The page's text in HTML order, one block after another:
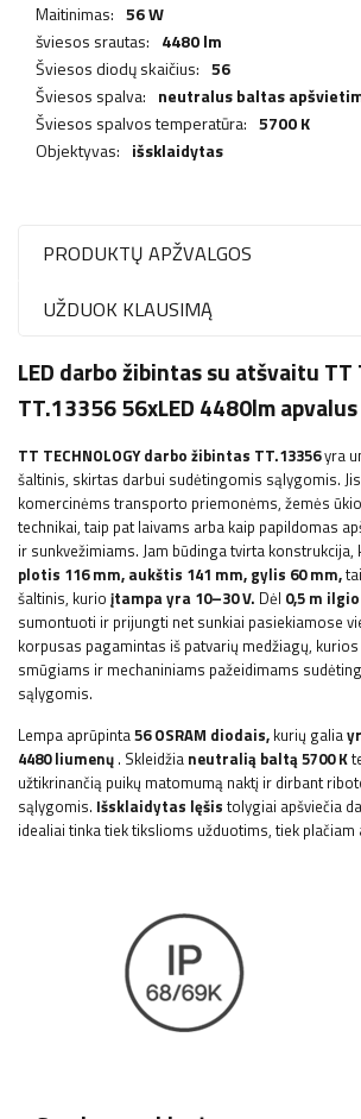
Maitinimas: 56 W
šviesos srautas: 4480 lm
Šviesos diodų skaičius: 56
Šviesos spalva: neutralus baltas
Šviesos spalvos temperatūra: 5700 K
Objektyvas: išsklaidytas
PRODUKTŲ APŽVALGOS
UŽDUOK KLAUSIMĄ
LED darbo žibintas su atšvaitu TT
TT.13356 56xLED 4480lm apvalus
TT TECHNOLOGY darbo žibintas TT.13356yra
šaltinis, skirtas darbui sudėtingomis sąlygomis.
komercinėms transporto priemonėms, žemės
technikai, taip pat laivams arba kaip papildomas
ir sunkvežimiams. Jam būdinga tvirta
plotis 116 mm, aukštis 141 mm, gylis 60 mm,
šaltinis, kurio įtampa yra 10–30 V. Dėl 0,5 m
sumontuoti ir prijungti net sunkiai pasiekiamose
korpusas pagamintas iš patvarių medžiagų,
smūgiams ir mechaniniams pažeidimams
sąlygomis.
Lempa aprūpinta56 OSRAM diodais, kurių galia
4480 liumenų . Skleidžia neutralią baltą5700 K
užtikrinančią puikų matomumą naktį ir dirbant
sąlygomis. Išsklaidytas lęšis tolygiai apšviečia
idealiai tinka tiek tikslioms užduotims, tiek plačiam